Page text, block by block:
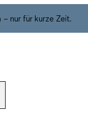
– nur für kurze Zeit.